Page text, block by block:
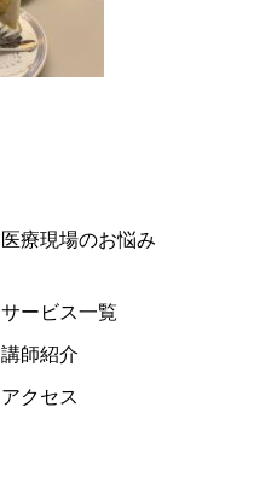
医療現場のお悩み
サービス一覧
講師紹介
アクセス